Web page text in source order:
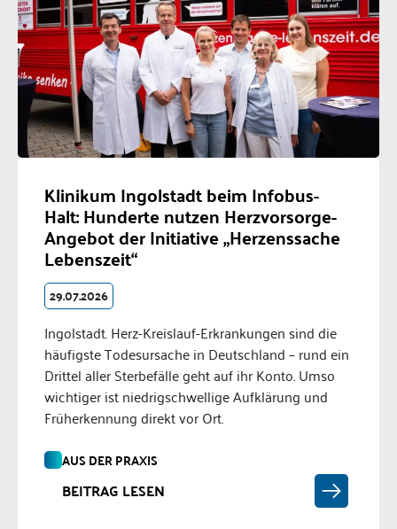
Klinikum Ingolstadt beim Infobus-
Halt: Hunderte nutzen Herzvorsorge-
Angebot der Initiative „Herzenssache
Lebenszeit“
29.07.2026
Ingolstadt. Herz-Kreislauf-Erkrankungen sind die
häufigste Todesursache in Deutschland – rund ein
Drittel aller Sterbefälle geht auf ihr Konto. Umso
wichtiger ist niedrigschwellige Aufklärung und
Früherkennung direkt vor Ort.
AUS DER PRAXIS
BEITRAG LESEN